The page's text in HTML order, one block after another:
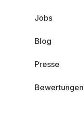
Jobs
Blog
Presse
Bewertungen